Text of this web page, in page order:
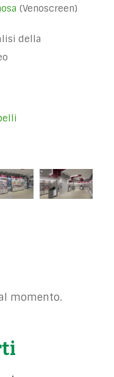
(Venoscreen)
della
momento.